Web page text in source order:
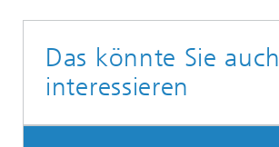
Das könnte Sie auch
interessieren